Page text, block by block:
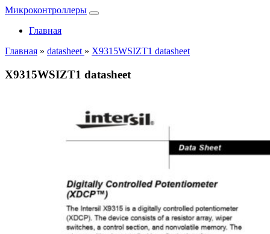
Микроконтроллеры
Главная
Главная » datasheet » X9315WSIZT1 datasheet
X9315WSIZT1 datasheet